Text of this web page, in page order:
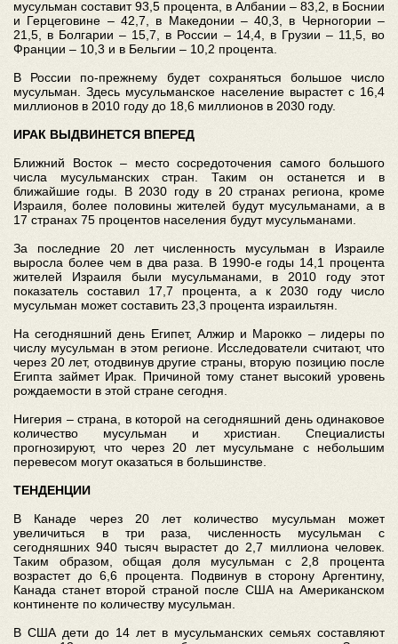
мусульман составит 93,5 процента, в Албании – 83,2, в Боснии
и Герцеговине – 42,7, в Македонии – 40,3, в Черногории –
21,5, в Болгарии – 15,7, в России – 14,4, в Грузии – 11,5, во
Франции – 10,3 и в Бельгии – 10,2 процента.
В России по-прежнему будет сохраняться большое число
мусульман. Здесь мусульманское население вырастет с 16,4
миллионов в 2010 году до 18,6 миллионов в 2030 году.
ИРАК ВЫДВИНЕТСЯ ВПЕРЕД
Ближний Восток – место сосредоточения самого большого
числа мусульманских стран. Таким он останется и в
ближайшие годы. В 2030 году в 20 странах региона, кроме
Израиля, более половины жителей будут мусульманами, а в
17 странах 75 процентов населения будут мусульманами.
За последние 20 лет численность мусульман в Израиле
выросла более чем в два раза. В 1990-е годы 14,1 процента
жителей Израиля были мусульманами, в 2010 году этот
показатель составил 17,7 процента, а к 2030 году число
мусульман может составить 23,3 процента израильтян.
На сегодняшний день Египет, Алжир и Марокко – лидеры по
числу мусульман в этом регионе. Исследователи считают, что
через 20 лет, отодвинув другие страны, вторую позицию после
Египта займет Ирак. Причиной тому станет высокий уровень
рождаемости в этой стране сегодня.
Нигерия – страна, в которой на сегодняшний день одинаковое
количество мусульман и христиан. Специалисты
прогнозируют, что через 20 лет мусульмане с небольшим
перевесом могут оказаться в большинстве.
ТЕНДЕНЦИИ
В Канаде через 20 лет количество мусульман может
увеличиться в три раза, численность мусульман с
сегодняшних 940 тысяч вырастет до 2,7 миллиона человек.
Таким образом, общая доля мусульман с 2,8 процента
возрастет до 6,6 процента. Подвинув в сторону Аргентину,
Канада станет второй страной после США на Американском
континенте по количеству мусульман.
В США дети до 14 лет в мусульманских семьях составляют